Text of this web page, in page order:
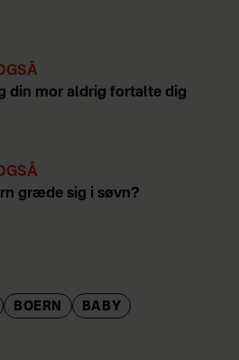
din mor aldrig fortalte dig
græde sig i søvn?
BOERN BABY